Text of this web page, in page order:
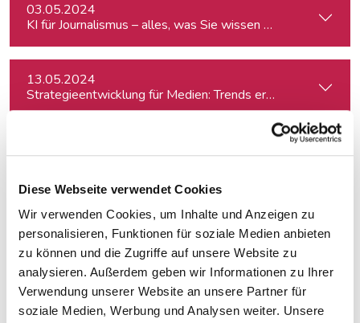
Diese Webseite verwendet Cookies
Wir verwenden Cookies, um Inhalte und Anzeigen zu
personalisieren, Funktionen für soziale Medien anbieten
zu können und die Zugriffe auf unsere Website zu
analysieren. Außerdem geben wir Informationen zu Ihrer
Verwendung unserer Website an unsere Partner für
soziale Medien, Werbung und Analysen weiter. Unsere
03.05.2024
KI für Journalismus – alles, was Sie wissen müssen
13.05.2024
Strategieentwicklung für Medien: Trends erkennen &
15.05.2024
Kreativ mit Canva – Grundlagen
23.05.2024
Journalistische Produktentwicklung